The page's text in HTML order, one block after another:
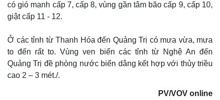
có gió mạnh cấp 7, cấp 8, vùng gần tâm bão cấp 9, cấp 10,
giật cấp 11 - 12.
Ở các tỉnh từ Thanh Hóa đến Quảng Trị có mưa vừa, mưa
to đến rất to. Vùng ven biển các tỉnh từ Nghệ An đến
Quảng Trị đề phòng nước biển dâng kết hợp với thủy triều
cao 2 – 3 mét./.
PV/VOV online